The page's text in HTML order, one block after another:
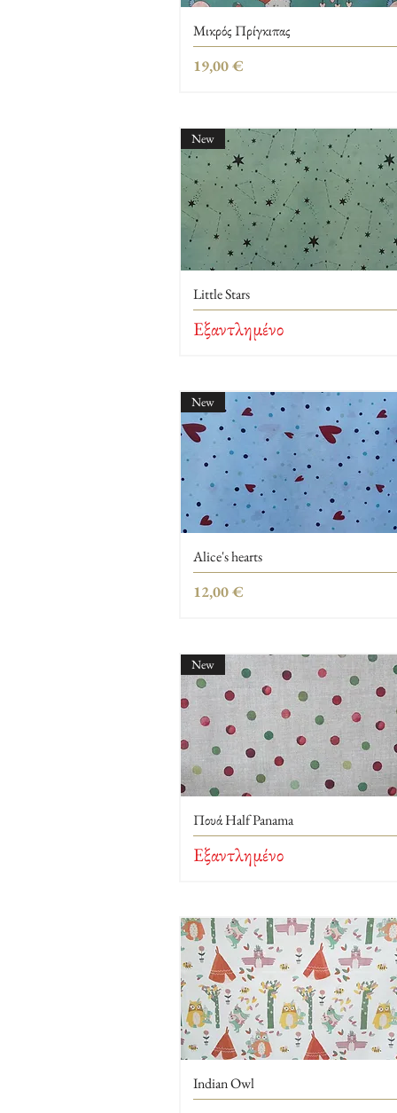
Μικρός Πρίγκιπας
Τιμή
19,00 €
New
Little Stars
Εξαντλημένο
New
Alice's hearts
Τιμή
12,00 €
New
Πουά Half Panama
Εξαντλημένο
Indian Owl